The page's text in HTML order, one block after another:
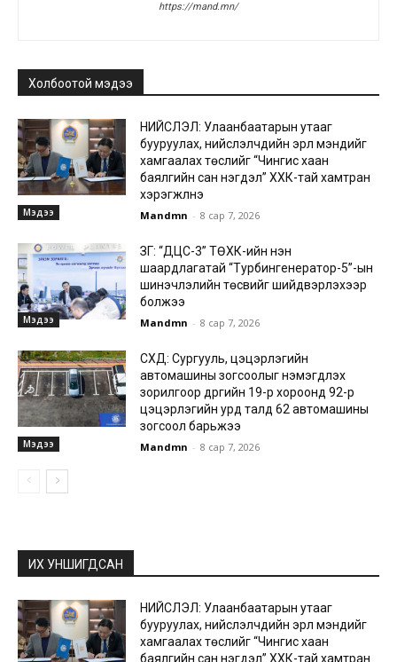
https://mand.mn/
Холбоотой мэдээ
Мэдээ
НИЙСЛЭЛ: Улаанбаатарын утааг
бууруулах, нийслэлчүүдийн эрүүл мэндийг
хамгаалах төслийг “Чингис хаан
баялгийн сан нэгдэл” ХХК-тай хамтран
хэрэгжүүлнэ
Mandmn - 8 сар 7, 2026
Мэдээ
ЗГ: “ДЦС-3” ТӨХК-ийн нэн
шаардлагатай “Турбингенератор-5”-ын
шинэчлэлийн төсвийг шийдвэрлэхээр
болжээ
Mandmn - 8 сар 7, 2026
Мэдээ
СХД: Сургууль, цэцэрлэгийн
автомашины зогсоолыг нэмэгдүүлэх
зорилгоор дүүргийн 19-р хороонд 92-р
цэцэрлэгийн урд талд 62 автомашины
зогсоол барьжээ
Mandmn - 8 сар 7, 2026
ИХ УНШИГДСАН
НИЙСЛЭЛ: Улаанбаатарын утааг
бууруулах, нийслэлчүүдийн эрүүл мэндийг
хамгаалах төслийг “Чингис хаан
баялгийн сан нэгдэл” ХХК-тай хамтран